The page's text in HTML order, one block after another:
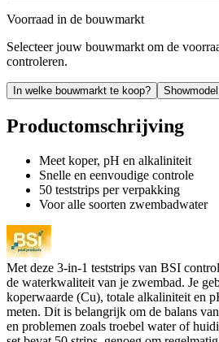
Voorraad in de bouwmarkt
Selecteer jouw bouwmarkt om de
controleren.
In welke bouwmarkt te koop?
Productomschrijving
Meet koper, pH en alkaliniteit
Snelle en eenvoudige controle
50 teststrips per verpakking
Voor alle soorten zwembadwater
Met deze 3-in-1 teststrips van BSI
de waterkwaliteit van je zwembad. Je
koperwaarde (Cu), totale alkaliniteit en
meten. Dit is belangrijk om de balans
en problemen zoals troebel water of